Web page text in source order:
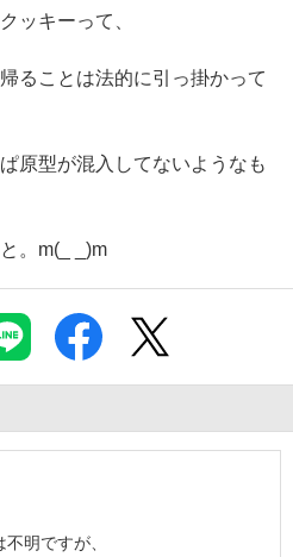
ッキーって、
ることは法的に引っ掛かって
原型が混入してないようなも
。m(_ _)m
明ですが、